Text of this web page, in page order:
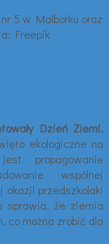
Dzień Ziemi.
ekologiczne na
propagowanie
wspólnej
okazji przedszkolaki
sprawia, że ziemia
co można zrobić dla